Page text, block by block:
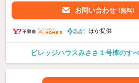
お問い合わせ （無料）
ほか提供
ビレッジハウスみささ１号棟のす